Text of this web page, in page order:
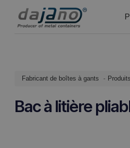
Fabricant de boîtes à gants Produits
Bac à litière